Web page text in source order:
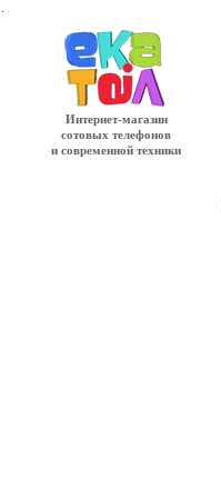
Интернет-магазин
сотовых телефонов
и современной техники